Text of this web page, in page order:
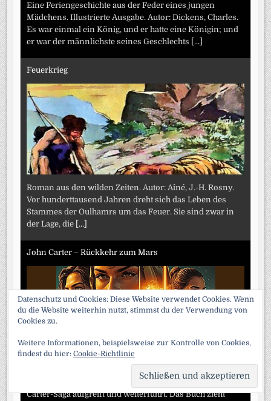
Eine Feriengeschichte aus der Feder eines jungen
Mädchens. Illustrierte Ausgabe. Autor: Dickens, Charles.
Es war einmal ein König, und er hatte eine Königin; und
er war der männlichste seines Geschlechts [...]
Feuerkrieg
Roman aus den wilden Zeiten. Autor: Aîné, J.-H. Rosny.
Vor hunderttausend Jahren dreht sich das Leben des
Stammes der Oulhamrs um das Feuer. Sie sind zwar in
der Lage, die [...]
John Carter – Rückkehr zum Mars
„John Carter – Rückkehr zum Mars“ von Edgar S. Lorne
ist ein spannendes Abenteuer, das die klassische John-
Carter-Saga aufgreift und weiterführt. Das Buch zieht
Datenschutz und Cookies: Diese Website verwendet Cookies. Wenn
du die Website weiterhin nutzt, stimmst du der Verwendung von
Cookies zu.
Weitere Informationen, beispielsweise zur Kontrolle von Cookies,
findest du hier: Cookie-Richtlinie
TO
TOP